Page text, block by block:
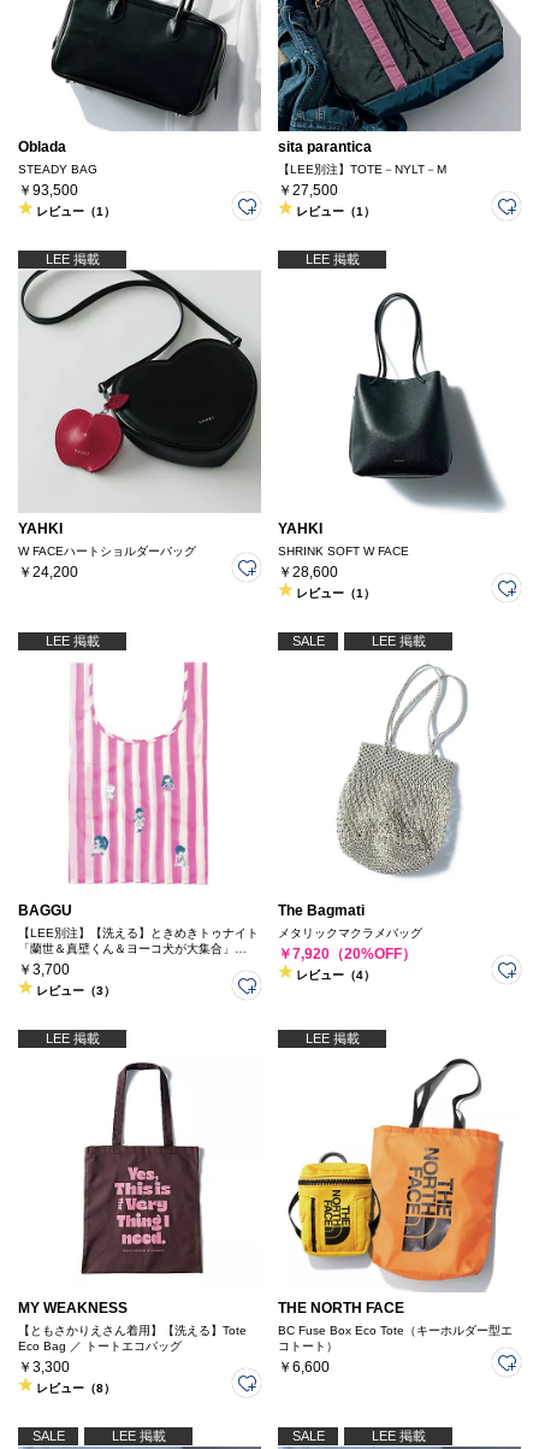
Oblada
STEADY BAG
￥93,500
レビュー（1）
sita parantica
【LEE別注】TOTE－NYLT－M
￥27,500
レビュー（1）
LEE 掲載
YAHKI
W FACEハートショルダーバッグ
￥24,200
LEE 掲載
YAHKI
SHRINK SOFT W FACE
￥28,600
レビュー（1）
LEE 掲載
BAGGU
【LEE別注】【洗える】ときめきトゥナイト
「蘭世＆真壁くん＆ヨーコ犬が大集合」
Standard Bag
￥3,700
レビュー（3）
SALE LEE 掲載
The Bagmati
メタリックマクラメバッグ
￥7,920（20%OFF）
レビュー（4）
LEE 掲載
MY WEAKNESS
【ともさかりえさん着用】【洗える】Tote
Eco Bag ／ トートエコバッグ
￥3,300
レビュー（8）
LEE 掲載
THE NORTH FACE
BC Fuse Box Eco Tote（キーホルダー型エ
コトート）
￥6,600
SALE LEE 掲載 SALE LEE 掲載